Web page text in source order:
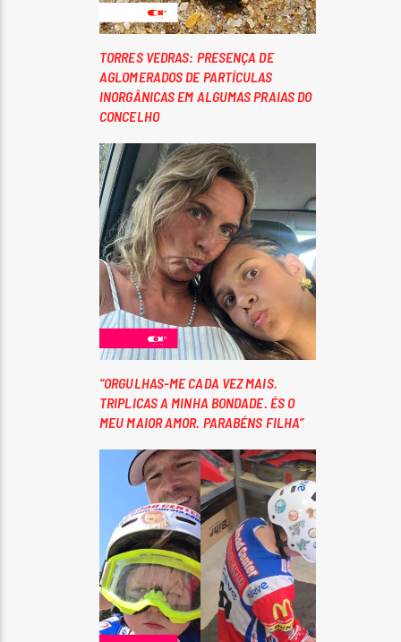
TORRES VEDRAS: PRESENÇA DE
AGLOMERADOS DE PARTÍCULAS
INORGÂNICAS EM ALGUMAS PRAIAS DO
CONCELHO
“ORGULHAS-ME CADA VEZ MAIS.
TRIPLICAS A MINHA BONDADE. ÉS O
MEU MAIOR AMOR. PARABÉNS FILHA”